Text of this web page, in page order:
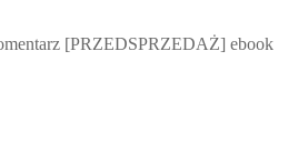
[PRZEDSPRZEDAŻ] ebook